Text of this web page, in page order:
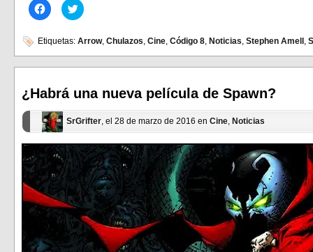
Haz
clic
en
Facebook
(Se
abre
ventana
nueva)
Haz
clic
en
Twitter
(Se
abre
ventana
nueva)
Etiquetas: Arrow, Chulazos, Cine, Código 8, Noticias, Stephen Amell ,
¿Habrá una nueva película de Spawn?
SrGrifter, el 28 de marzo de 2016 en Cine, Noticias